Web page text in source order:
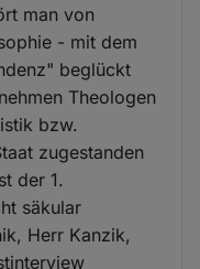
man von
- mit dem
beglückt
Theologen
bzw.
zugestanden
der 1.
säkular
Herr Kanzik,